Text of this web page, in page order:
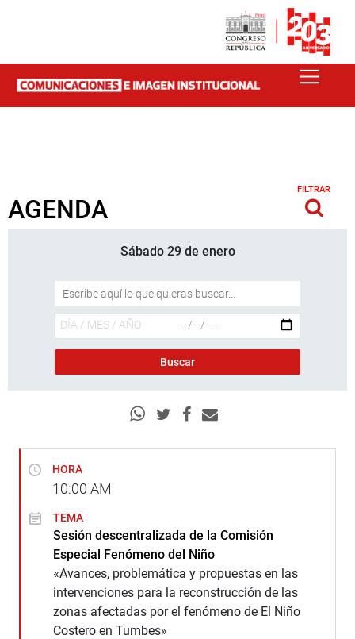
AGENDA
FILTRAR
Sábado 29 de enero
HORA
10:00 AM
TEMA
Sesión descentralizada de la Comisión
Especial Fenómeno del Niño
«Avances, problemática y propuestas en las
intervenciones para la reconstrucción de las
zonas afectadas por el fenómeno de El Niño
Costero en Tumbes»